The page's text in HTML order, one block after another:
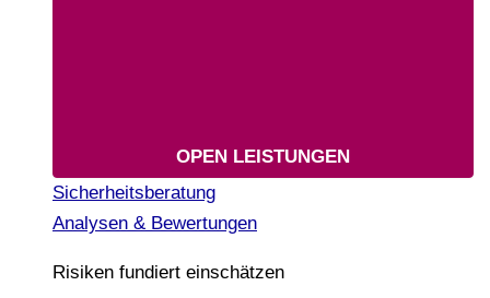
OPEN LEISTUNGEN
Sicherheitsberatung
Analysen & Bewertungen
Risiken fundiert einschätzen